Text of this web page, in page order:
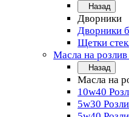
Назад
Дворники
Дворники
Щетки
Масла на розлив
Назад
Масла на
10w40
5w30